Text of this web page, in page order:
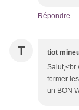
Répondre
T tiot
Salut,<br
fermer
un BON